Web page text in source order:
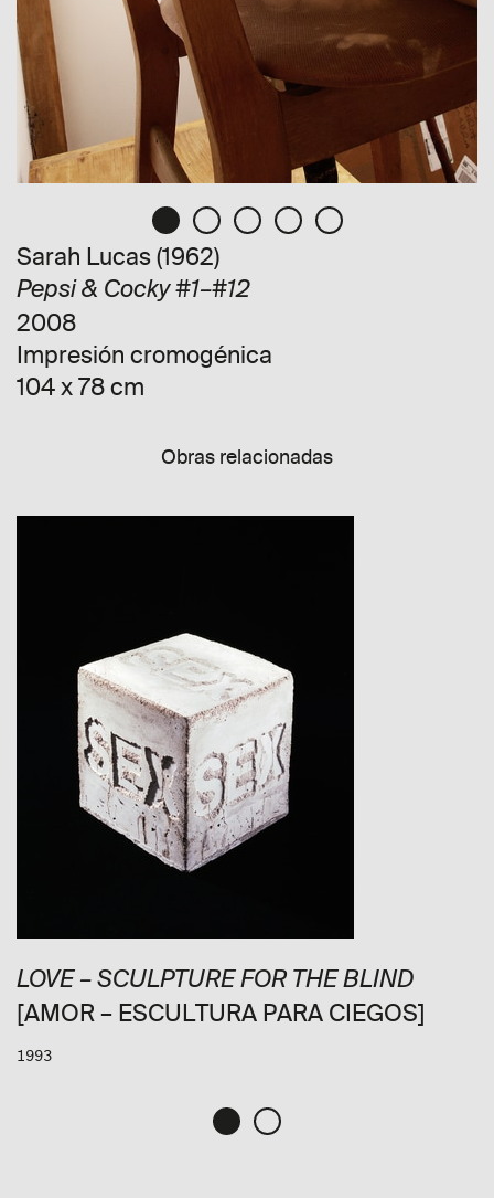
Sarah Lucas (1962)
Pepsi & Cocky #1–#12
2008
Impresión cromogénica
104 x 78 cm
Obras relacionadas
LOVE – SCULPTURE FOR THE BLIND
[AMOR – ESCULTURA PARA CIEGOS]
1993